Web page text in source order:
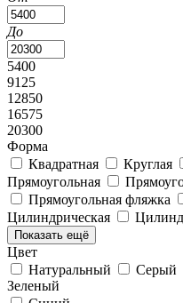
До
5400
9125
12850
16575
20300
Форма
Квадратная
Круглая
Прямоугольная
Прямоугольная фляжка
Цилиндрическая
Показать ещё
Цвет
Натуральный
Серый
Зеленый